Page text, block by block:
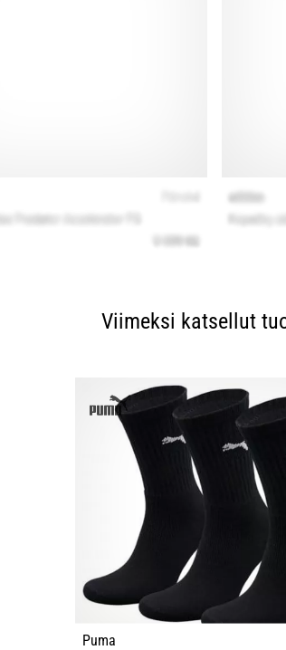
Viimeksi katsellut
Puma